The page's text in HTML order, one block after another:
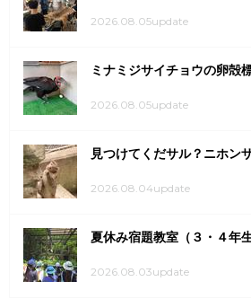
2026.08.05update
ミナミジサイチョウの卵殻
2026.08.05update
見つけてくだサル？ニホン
2026.08.04update
夏休み宿題教室（３・４年
2026.08.03update